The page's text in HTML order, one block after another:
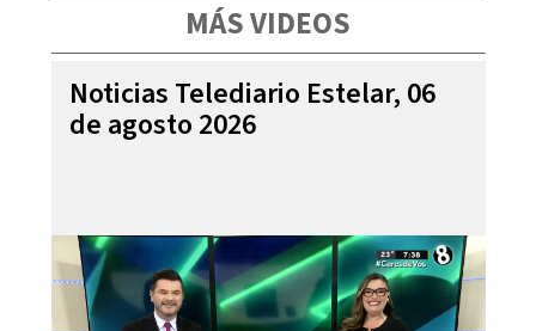
MÁS VIDEOS
Noticias Telediario Estelar, 06
de agosto 2026